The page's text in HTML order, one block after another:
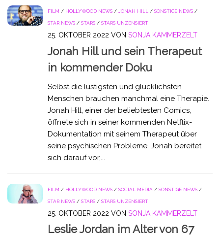
FILM / HOLLYWOOD NEWS / JONAH HILL / SONSTIGE NEWS /
STAR NEWS / STARS / STARS UNZENSIERT
25. OKTOBER 2022 VON SONJA KAMMERZELT
Jonah Hill und sein Therapeut
in kommender Doku
Selbst die lustigsten und glücklichsten
Menschen brauchen manchmal eine Therapie.
Jonah Hill, einer der beliebtesten Comics,
öffnete sich in seiner kommenden Netflix-
Dokumentation mit seinem Therapeut über
seine psychischen Probleme. Jonah bereitet
sich darauf vor,...
FILM / HOLLYWOOD NEWS / SOCIAL MEDIA / SONSTIGE NEWS /
STAR NEWS / STARS / STARS UNZENSIERT
25. OKTOBER 2022 VON SONJA KAMMERZELT
Leslie Jordan im Alter von 67